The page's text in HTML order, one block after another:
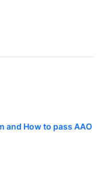
and How to pass AAO